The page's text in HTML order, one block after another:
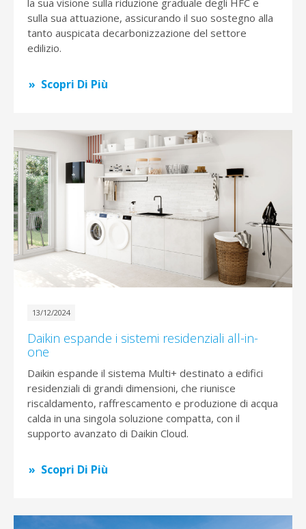
la sua visione sulla riduzione graduale degli HFC e
sulla sua attuazione, assicurando il suo sostegno alla
tanto auspicata decarbonizzazione del settore
edilizio.
Scopri Di Più
13/12/2024
Daikin espande i sistemi residenziali all-in-
one
Daikin espande il sistema Multi+ destinato a edifici
residenziali di grandi dimensioni, che riunisce
riscaldamento, raffrescamento e produzione di acqua
calda in una singola soluzione compatta, con il
supporto avanzato di Daikin Cloud.
Scopri Di Più